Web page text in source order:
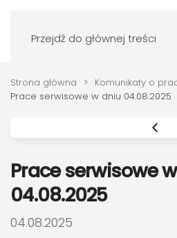
Przejdź do głównej treści
Strona główna
Komunikaty o
Prace serwisowe w dniu 04.08.2025
Prace serwisowe
04.08.2025
DATA PUBLIKACJI:
04.08.2025